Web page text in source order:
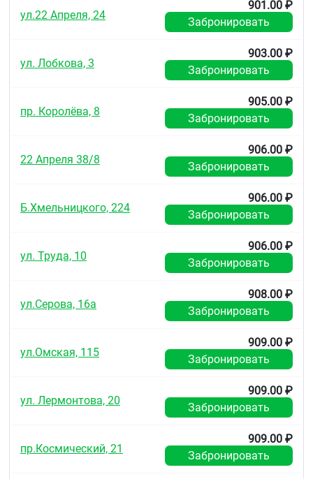
ул.22 Апреля, 24
901.00 ₽
Забронировать
ул. Лобкова, 3
903.00 ₽
Забронировать
пр. Королёва, 8
905.00 ₽
Забронировать
22 Апреля 38/8
906.00 ₽
Забронировать
Б.Хмельницкого, 224
906.00 ₽
Забронировать
ул. Труда, 10
906.00 ₽
Забронировать
ул.Серова, 16а
908.00 ₽
Забронировать
ул.Омская, 115
909.00 ₽
Забронировать
ул. Лермонтова, 20
909.00 ₽
Забронировать
пр.Космический, 21
909.00 ₽
Забронировать